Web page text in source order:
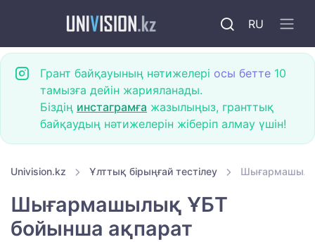
RU
Грант байқауының нәтижелері осы бетте 10
тамызға дейін жарияланады.
Біздің инстаграмға жазылыңыз, гранттық
байқаудың нәтижелерін жіберіп алмау үшін!
Univision.kz Ұлттық бірыңғай тестілеу
Шығармашылық ҰБТ
бойынша ақпарат